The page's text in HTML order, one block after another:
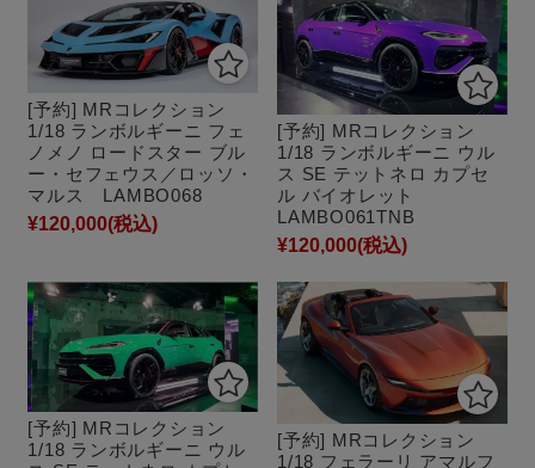
[予約] MRコレクション
1/18 ランボルギーニ フェ
ノメノ ロードスター ブル
ー・セフェウス／ロッソ・
マルス LAMBO068
¥120,000(税込)
[予約] MRコレクション
1/18 ランボルギーニ ウル
ス SE テットネロ カプセ
ル バイオレット
LAMBO061TNB
¥120,000(税込)
[予約] MRコレクション
1/18 ランボルギーニ ウル
[予約] MRコレクション
1/18 フェラーリ アマルフ